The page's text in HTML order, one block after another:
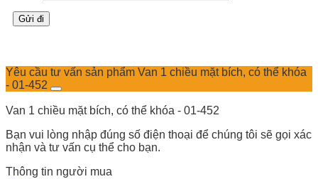
Yêu cầu tư vấn sản phẩm Van 1 chiều mặt bích, có thể khóa
- 01-452
Van 1 chiều mặt bích, có thể khóa - 01-452
Bạn vui lòng nhập đúng số điện thoại để chúng tôi sẽ gọi xác
nhận và tư vấn cụ thể cho bạn.
Thông tin người mua